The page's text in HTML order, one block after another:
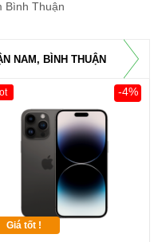
Bình Thuận
NAM, BÌNH THUẬN
Giá tốt !
-4%